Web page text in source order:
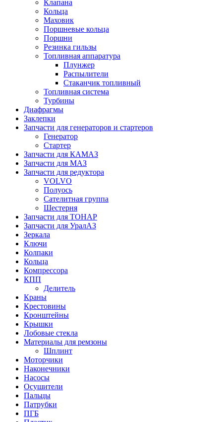
Клапана
Кольца
Маховик
Поршневые кольца
Поршни
Резинка гильзы
Топливная аппаратура
Плунжер
Распылители
Стаканчик топливный
Топливная система
Турбины
Диафрагмы
Заклепки
Запчасти для генераторов и стартеров
Генератор
Стартер
Запчасти для КАМАЗ
Запчасти для МАЗ
Запчасти для редуктора
VOLVO
Полуось
Сателитная группа
Шестерня
Запчасти для ТОНАР
Запчасти для УралАЗ
Зеркала
Ключи
Колпаки
Кольца
Компрессора
КПП
Делитель
Краны
Крестовины
Кронштейны
Крышки
Лобовые стекла
Материалы для ремзоны
Шплинт
Моторчики
Наконечники
Насосы
Осушители
Пальцы
Патрубки
ПГБ